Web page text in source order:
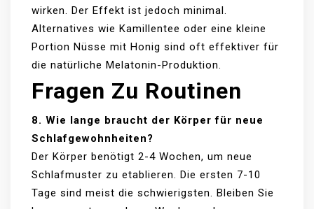
wirken. Der Effekt ist jedoch minimal.
Alternatives wie Kamillentee oder eine kleine
Portion Nüsse mit Honig sind oft effektiver für
die natürliche Melatonin-Produktion.
Fragen Zu Routinen
8. Wie lange braucht der Körper für neue
Schlafgewohnheiten?
Der Körper benötigt 2-4 Wochen, um neue
Schlafmuster zu etablieren. Die ersten 7-10
Tage sind meist die schwierigsten. Bleiben Sie